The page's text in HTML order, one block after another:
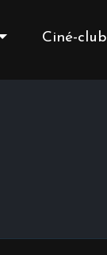
Ciné-club